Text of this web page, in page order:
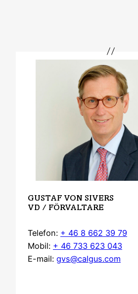
GUSTAF VON SIVERS
VD / FÖRVALTARE
Telefon: + 46 8 662 39 79
Mobil: + 46 733 623 043
E-mail: gvs@calgus.com